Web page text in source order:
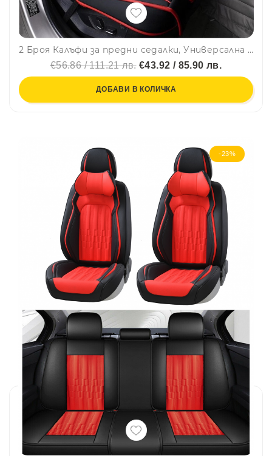
2 Броя Калъфи за предни седалки, Универсална Кожена Тапицерия, Черно и Червено
€56.86 / 111.21 лв.€43.92 / 85.90 лв.
ДОБАВИ В КОЛИЧКА
-23%